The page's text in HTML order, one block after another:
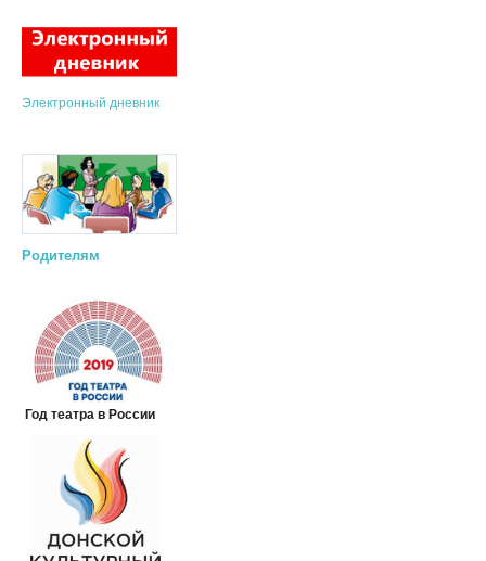
Электронный дневник
Родителям
Год театра в России